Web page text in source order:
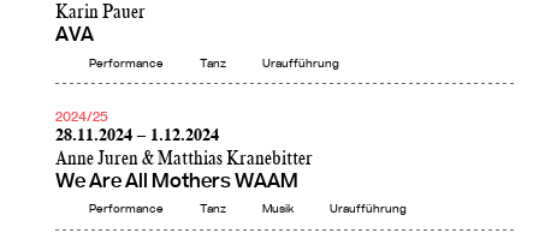
Karin Pauer
AVA
Performance Tanz Uraufführung
2024/25
28.11.2024 – 1.12.2024
Anne Juren & Matthias Kranebitter
We Are All Mothers WAAM
Performance Tanz Musik Uraufführung